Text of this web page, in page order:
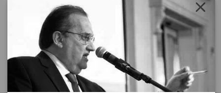
óleo sobre madeira
assinatura inf. esq.
Compartilhar